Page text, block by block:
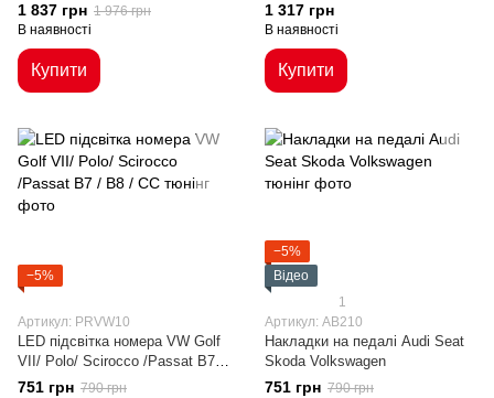
1 837 грн 1 976 грн
В наявності
Купити
1 317 грн
В наявності
Купити
−5%
Артикул: PRVW10
LED підсвітка номера VW Golf
VII/ Polo/ Scirocco /Passat B7 /
B8 / CC
751 грн 790 грн
−5%
Відео
1
Артикул: AB210
Накладки на педалі Audi Seat
Skoda Volkswagen
751 грн 790 грн